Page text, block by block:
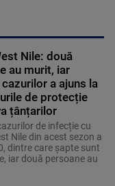
Nile: două
au murit, iar
a ajuns la
de protecție
țânțarilor
de infecție cu
Nile din acest sezon a
dintre care șapte sunt
iar două persoane au